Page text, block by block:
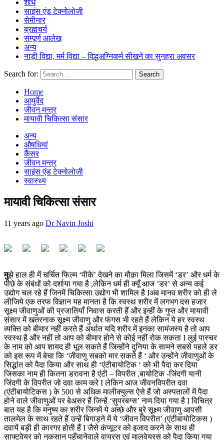
शोध
साइंस एंड टेक्नोलोजी
सेमीनार
ब्रह्मचर्य
सम्पूर्ण आलेख
अन्य
नाड़ी विद्या, मर्म विद्या – विद्धअग्निकर्म सीखने का सुनहरा अवसर
Search for:
Home
आयुर्वेद
जीवन मन्त्र
मायावी चिकित्सा संसार
अन्य
औषधियां
कैंसर
जीवन मन्त्र
साइंस एंड टेक्नोलोजी
स्वास्थ्य
मायावी चिकित्सा संसार
11 years ago Dr Navin Joshi
मुझे हाल ही में चर्चित फिल्म ‘पीके’ देखने का मौक़ा मिला जिसमें ‘डर’ और धर्म के
पीछे के संबंधों को दर्शाया गया है ,लेकिन धर्म ही क्यूँ आज ‘डर’ से अन्य कई
उद्योग चल रहे हैं जिनमें चिकित्सा उद्योग भी शामिल है Iअब मानव शरीर को ही ले
लीजिये एक तरफ विज्ञान यह मानता है कि स्वस्थ शरीर में लगभग दस हजार
सूक्ष्म जीवाणुओं की प्रजातियाँ निवास करती हैं और इन्हीं के गुप्त और मायावी
संसार में खतरनाक सूक्ष्म जीवाणु और फंगस भी रहते हैं लेकिन ये हर स्वस्थ
व्यक्ति को बीमार नहीं करते हैं अर्थात यदि शरीर में इनका सामंजस्य है तो आप
स्वस्थ है और नहीं तो आप को बीमार होने से कोई नहीं रोक सकता I लुई पास्चर
के नाम को आप शायद ही भूल सकते हैं जिन्होंने दुनिया के सामने सबसे पहले डर
को इस रूप में बेचा कि ‘जीवाणु सबको मार सकते हैं ‘ और उन्होंने जीवाणुओं के
सिद्धांत को पैदा किया और साथ ही ‘एंटीबायोटिक ‘ को भी पैदा कर दिया
जिसका नाम ही कितना डरावना है एंटी – विपरीत ,बायोटिक -जिंदगी यानी
जिंदगी के विपरीत जो दवा काम करे I लेकिन आज जीवनविपरीत दवा
(एंटीबायोटिकस ) के 500 से अधिक मालीक्युल्स ऐसे हैं जो अस्पतालों में पैदा
होने वाले जीवाणुओं पर बेअसर हैं जिन्हें ‘सुपरबग्स’ नाम दिया गया है I विचित्र
बात यह है कि मनुष्य का शरीर जिनमें ये अच्छे और बुरे सूक्ष्म जीवाणु आपसी
तालमेल के साथ रहते हैं उन्हें बिगाड़ने में ये ‘जीवन विपरीत’ (एंटीबायोटिकस )
दवायें बड़ी ही कारगर होती हैं I जैसे कंप्यूटर को इजाद करने के साथ ही
साफ्टवेयर को नुकसान पहुँचानेवाले वायरस एवं मालवेयरस को पैदा किया गया